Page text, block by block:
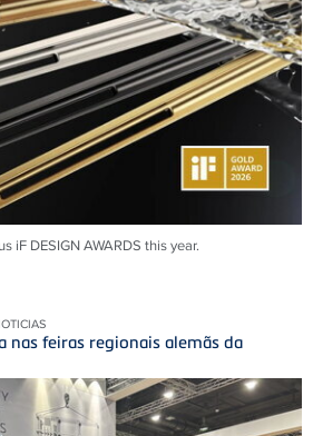
iF DESIGN AWARDS this year.
nas feiras regionais alemãs da